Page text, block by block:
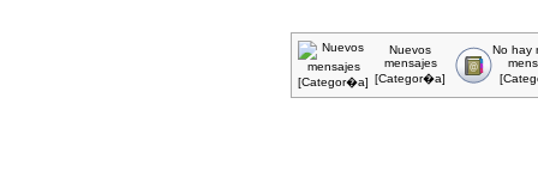
Nuevos
mensajes
[Categor�a]
No hay